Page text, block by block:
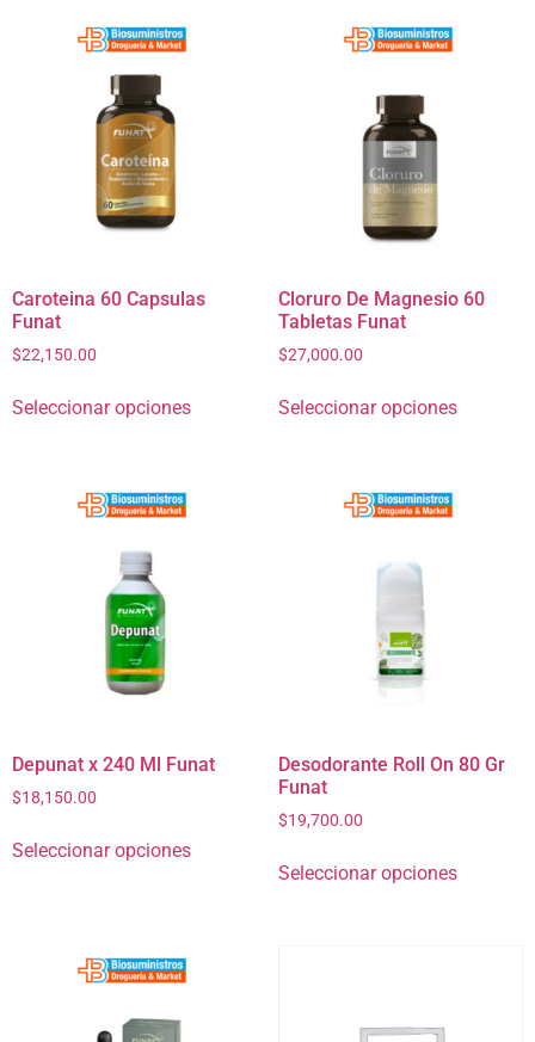
Caroteina 60 Capsulas
Funat
$22,150.00
Seleccionar opciones
Cloruro De Magnesio 60
Tabletas Funat
$27,000.00
Seleccionar opciones
Depunat x 240 Ml Funat
$18,150.00
Seleccionar opciones
Desodorante Roll On 80 Gr
Funat
$19,700.00
Seleccionar opciones